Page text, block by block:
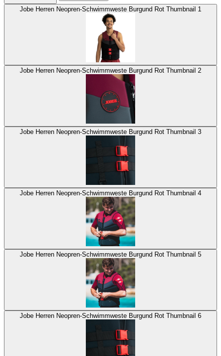
Jobe Herren Neopren-Schwimmweste Burgund Rot Thumbnail 1
Jobe Herren Neopren-Schwimmweste Burgund Rot Thumbnail 2
Jobe Herren Neopren-Schwimmweste Burgund Rot Thumbnail 3
Jobe Herren Neopren-Schwimmweste Burgund Rot Thumbnail 4
Jobe Herren Neopren-Schwimmweste Burgund Rot Thumbnail 5
Jobe Herren Neopren-Schwimmweste Burgund Rot Thumbnail 6